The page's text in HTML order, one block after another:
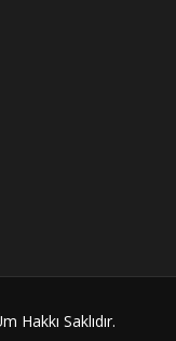
Hakkı Saklıdır.